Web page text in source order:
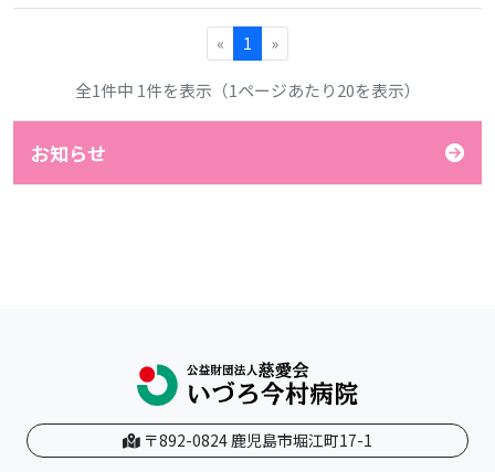
« 1 »
全1件中 1件を表示（1ページあたり20を表示）
お知らせ
〒892-0824 鹿児島市堀江町17-1